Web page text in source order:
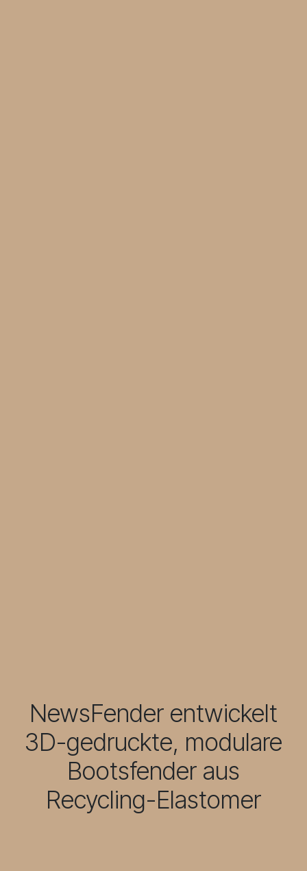
NewsFender entwickelt
3D-gedruckte, modulare
Bootsfender aus
Recycling-Elastomer